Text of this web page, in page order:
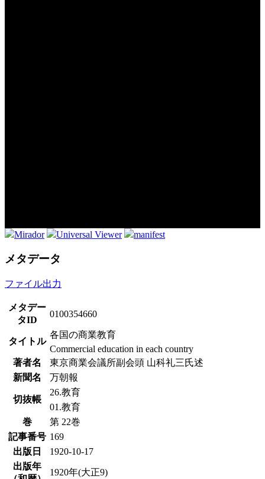
Mirador Universal Viewer manifest
メタデータ
ファイル出力
メタデー
タID
0100354660
タイトル
各国の商業教育
Commercial education in each country
著者名
東京商業会議所副会頭 山科礼三氏述
新聞名
万朝報
切抜帳
26.教育
01.教育
巻
第 22巻
記事番号 169
出版日
1920-10-17
出版年
1920年(大正9)